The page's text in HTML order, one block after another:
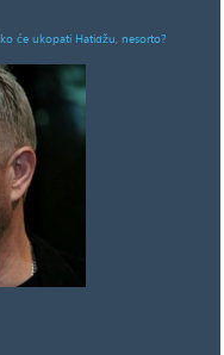
će ukopati Hatidžu, nesorto?